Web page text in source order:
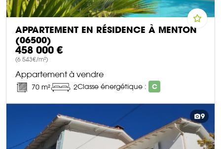
APPARTEMENT EN RÉSIDENCE À MENTON
(06500)
458 000 €
(6 543€/m²)
Appartement à vendre
70 m² 2Classe énergétique : C
9